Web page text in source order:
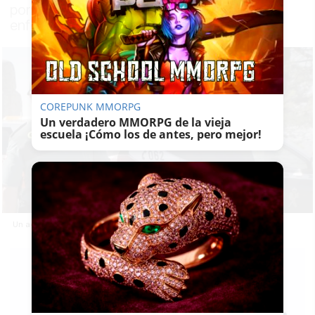
por covid y no consta que tuvieran ninguna
enfermedad terminal
Un agente de Guardia Civil, en una imagen de archivo.
LAVOZDELSUR.ES
04/08/2021 Actualizado: 04/08/2021 - 11:39
COREPUNK MMORPG
Un verdadero MMORPG de la vieja
escuela ¡Cómo los de antes, pero mejor!